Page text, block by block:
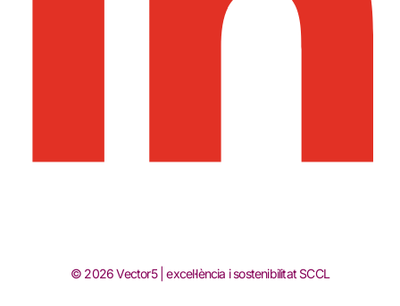
© 2026 Vector5 | excel·lència i sostenibilitat SCCL